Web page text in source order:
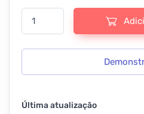
Bookly Service Schedule
Última atualização